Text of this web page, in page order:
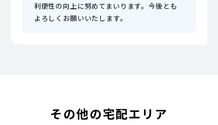
利便性の向上に努めてまいります。今後とも
よろしくお願いいたします。
その他の宅配エリア